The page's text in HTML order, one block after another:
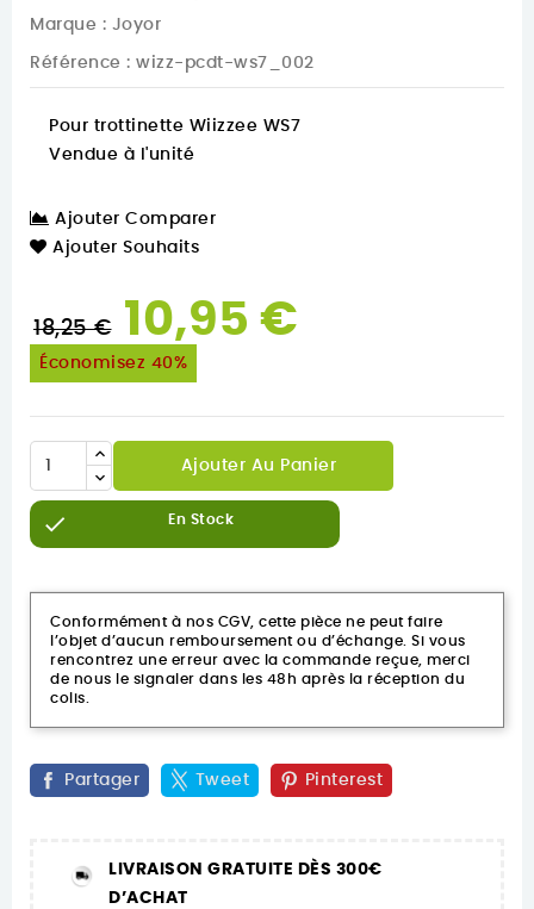
Marque : Joyor
Référence : wizz-pcdt-ws7_002
Pour trottinette Wiizzee WS7
Vendue à l'unité
Ajouter Comparer
Ajouter Souhaits
18,25 € 10,95 €
Économisez 40%
Ajouter Au Panier
 En Stock
Conformément à nos CGV, cette pièce ne peut faire
l’objet d’aucun remboursement ou d’échange. Si vous
rencontrez une erreur avec la commande reçue, merci
de nous le signaler dans les 48h après la réception du
colis.
Partager Tweet Pinterest
LIVRAISON GRATUITE DÈS 300€
D’ACHAT